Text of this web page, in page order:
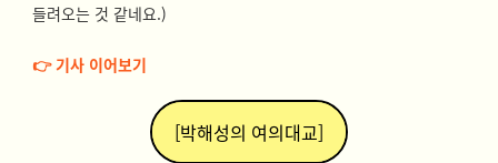
들려오는 것 같네요.)
👉기사 이어보기
[박해성의 여의대교]